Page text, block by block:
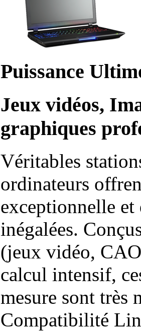
Puissance
Jeux vidéos,
graphiques
Véritables
ordinateurs
exceptionnelle et
inégalées.
(jeux vidéo,
calcul intensif,
mesure sont très
Compatibilité